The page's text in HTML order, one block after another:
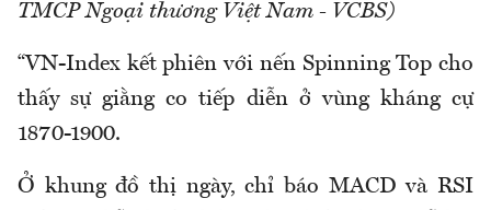
TMCP Ngoại thương Việt Nam - VCBS)
“VN-Index kết phiên với nến Spinning Top cho
thấy sự giằng co tiếp diễn ở vùng kháng cự
1870-1900.
Ở khung đồ thị ngày, chỉ báo MACD và RSI